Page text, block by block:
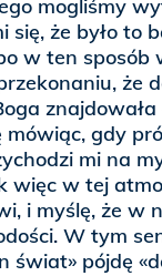
mogliśmy
się, że było to
w ten sposób
że
gdy
mi na
więc w tej
i myślę, że w
W tym
świat» pójdę